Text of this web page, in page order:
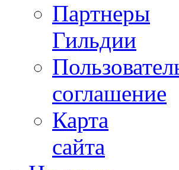
Партнеры
Гильдии
соглашение
Карта
сайта